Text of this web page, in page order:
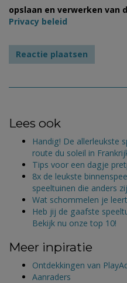
opslaan en verwerken van
Privacy beleid
Lees ook
Handig! De allerleukste
route du soleil in
Tips voor een dagje
8x de leukste
speeltuinen die anders
Wat schommelen je
Heb jij de gaafste
Bekijk nu onze top 10!
Meer inpiratie
Ontdekkingen van
Aanraders